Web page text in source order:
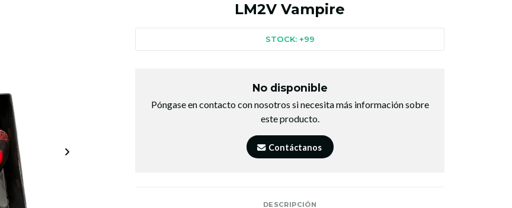
LM2V Vampire
STOCK: +99
No disponible
Póngase en contacto con nosotros si necesita más información sobre
este producto.
Contáctanos
DESCRIPCIÓN